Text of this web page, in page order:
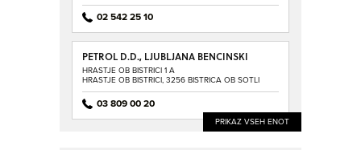
02 542 25 10
PETROL D.D., LJUBLJANA BENCINSKI
SERVIS BISTRICA OB SOTLI
HRASTJE OB BISTRICI 1 A
HRASTJE OB BISTRICI, 3256 BISTRICA OB SOTLI
03 809 00 20
PRIKAZ VSEH ENOT